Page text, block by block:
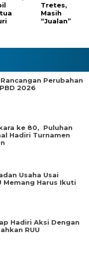
Tretes,
Masih
“Jualan”
Perubahan
2026
ke 80, Puluhan
Hadiri Turnamen
Usaha Usai
Memang Harus Ikuti
Hadiri Aksi Dengan
RUU